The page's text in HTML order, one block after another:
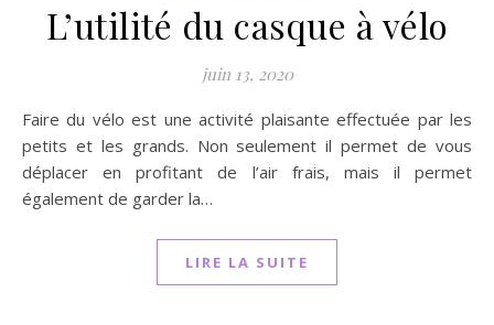
L’utilité du casque à vélo
juin 13, 2020
Faire du vélo est une activité plaisante effectuée par les
petits et les grands. Non seulement il permet de vous
déplacer en profitant de l’air frais, mais il permet
également de garder la…
LIRE LA SUITE